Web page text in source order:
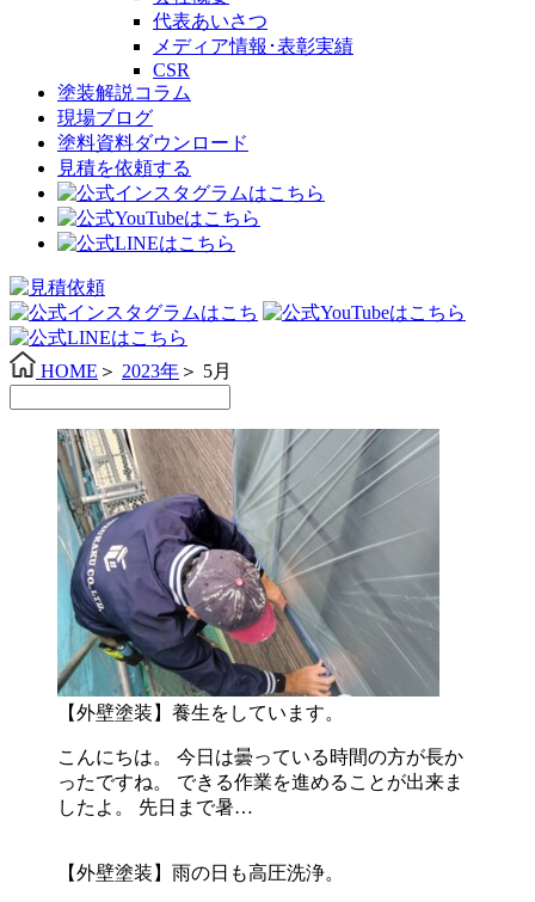
代表あいさつ
メディア情報･表彰実績
CSR
塗装解説コラム
現場ブログ
塗料資料ダウンロード
見積を依頼する
HOME ＞ 2023年 ＞ 5月
【外壁塗装】養生をしています。
こんにちは。 今日は曇っている時間の方が長か
ったですね。 できる作業を進めることが出来ま
したよ。 先日まで暑…
【外壁塗装】雨の日も高圧洗浄。